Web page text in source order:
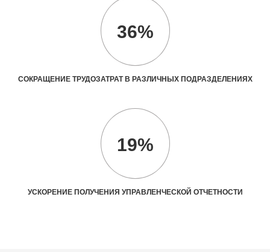
36%
СОКРАЩЕНИЕ ТРУДОЗАТРАТ В РАЗЛИЧНЫХ ПОДРАЗДЕЛЕНИЯХ
19%
УСКОРЕНИЕ ПОЛУЧЕНИЯ УПРАВЛЕНЧЕСКОЙ ОТЧЕТНОСТИ